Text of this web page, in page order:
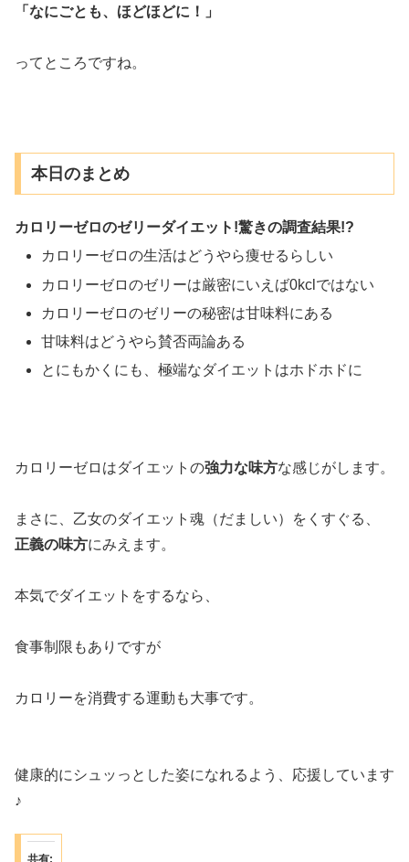
「なにごとも、ほどほどに！」
ってところですね。
本日のまとめ
カロリーゼロのゼリーダイエット!驚きの調査結果!?
カロリーゼロの生活はどうやら痩せるらしい
カロリーゼロのゼリーは厳密にいえば0kclではない
カロリーゼロのゼリーの秘密は甘味料にある
甘味料はどうやら賛否両論ある
とにもかくにも、極端なダイエットはホドホドに
カロリーゼロはダイエットの強力な味方な感じがします。
まさに、乙女のダイエット魂（だましい）をくすぐる、
正義の味方にみえます。
本気でダイエットをするなら、
食事制限もありですが
カロリーを消費する運動も大事です。
健康的にシュッっとした姿になれるよう、応援しています
♪
共有: